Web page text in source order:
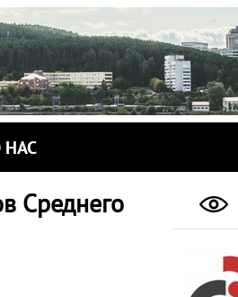
НАС
Среднего